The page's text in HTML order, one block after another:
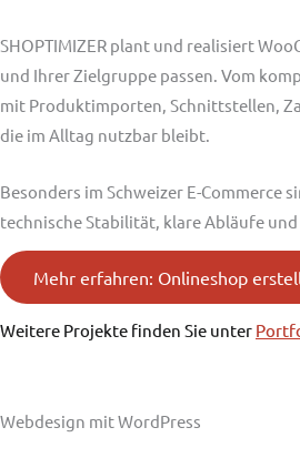
SHOPTIMIZER plant und realisiert
und Ihrer Zielgruppe passen. Vom
mit Produktimporten, Schnittstellen,
die im Alltag nutzbar bleibt.
Besonders im Schweizer E-Commerce
technische Stabilität, klare Abläufe
Mehr erfahren: Onlineshop
Weitere Projekte finden Sie unter
Webdesign mit WordPress